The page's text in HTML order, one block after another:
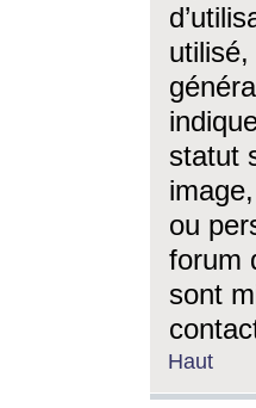
statut
ou
forum
sont
Haut